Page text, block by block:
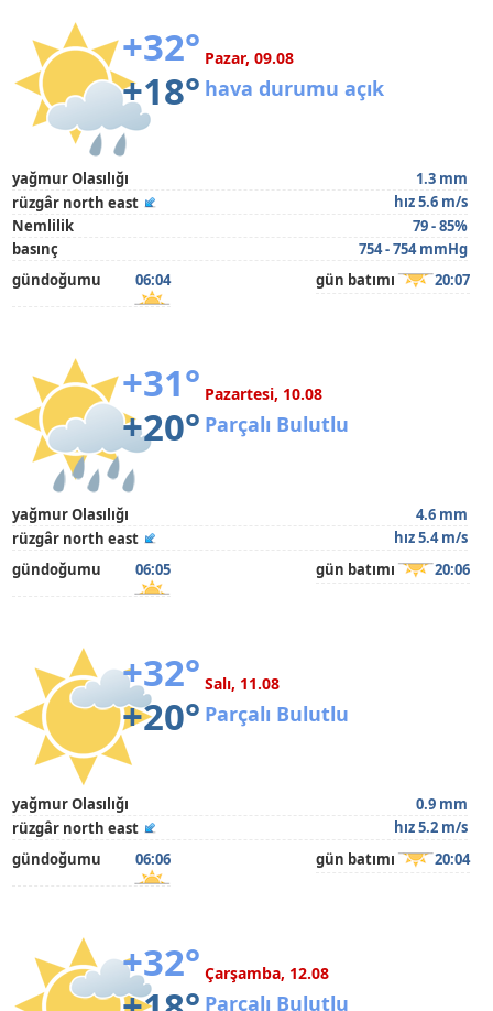
+32°
+18°
Pazar, 09.08
hava durumu açık
yağmur Olasılığı
1.3 mm
rüzgâr north east
hız 5.6 m/s
Nemlilik
79 - 85%
basınç
754 - 754 mmHg
gündoğumu
06:04 gün batımı 20:07
+31°
+20°
Pazartesi, 10.08
Parçalı Bulutlu
yağmur Olasılığı
4.6 mm
rüzgâr north east
hız 5.4 m/s
gündoğumu
06:05 gün batımı 20:06
+32°
+20°
Salı, 11.08
Parçalı Bulutlu
yağmur Olasılığı
0.9 mm
rüzgâr north east
hız 5.2 m/s
gündoğumu
06:06 gün batımı 20:04
+32° Çarşamba, 12.08
Parçalı Bulutlu